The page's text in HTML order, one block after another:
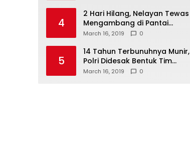
4
2 Hari Hilang, Nelayan Tewas
Mengambang di Pantai
Cipalawah Garut
March 16, 2019 0
5
14 Tahun Terbunuhnya Munir,
Polri Didesak Bentuk Tim
Khusus
March 16, 2019 0